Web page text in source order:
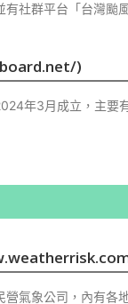
社群平台「台灣颱
)
年3月成立，主
氣象公司，內有